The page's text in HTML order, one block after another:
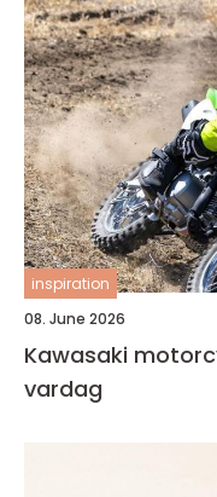
inspiration
08. June 2026
Kawasaki
vardag